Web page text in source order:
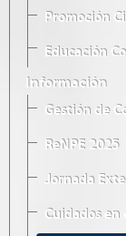
Promoción
Educación
Información
Gestión de
ReNPE 2025
Jornada
Cuidados en